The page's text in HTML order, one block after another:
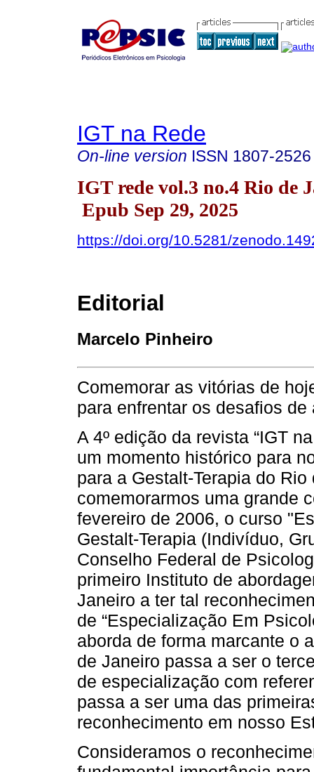
IGT na Rede
On-line version ISSN 1807-2526
IGT rede vol.3 no.4 Rio de
Epub Sep 29, 2025
https://doi.org/10.5281/
Editorial
Marcelo Pinheiro
Comemorar as vitórias de
para enfrentar os desafios de
A 4º edição da revista “IGT
um momento histórico para
para a Gestalt-Terapia do
comemorarmos uma grande
fevereiro de 2006, o curso
Gestalt-Terapia (Indivíduo,
Conselho Federal de
primeiro Instituto de
Janeiro a ter tal
de “Especialização Em
aborda de forma marcante o
de Janeiro passa a ser o
de especialização com
passa a ser uma das
reconhecimento em nosso
Consideramos o